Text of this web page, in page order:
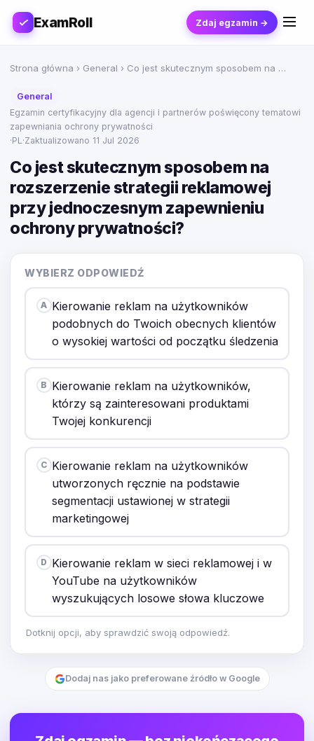
ExamRoll Zdaj egzamin →
Strona główna › General › Co jest skutecznym sposobem na …
General
Egzamin certyfikacyjny dla agencji i partnerów poświęcony tematowi
zapewniania ochrony prywatności
·PL·Zaktualizowano 11 Jul 2026
Co jest skutecznym sposobem na
rozszerzenie strategii reklamowej
przy jednoczesnym zapewnieniu
ochrony prywatności?
WYBIERZ ODPOWIEDŹ
A Kierowanie reklam na użytkowników
podobnych do Twoich obecnych klientów
o wysokiej wartości od początku śledzenia
B Kierowanie reklam na użytkowników,
którzy są zainteresowani produktami
Twojej konkurencji
C Kierowanie reklam na użytkowników
utworzonych ręcznie na podstawie
segmentacji ustawionej w strategii
marketingowej
D Kierowanie reklam w sieci reklamowej i w
YouTube na użytkowników
wyszukujących losowe słowa kluczowe
Dotknij opcji, aby sprawdzić swoją odpowiedź.
Dodaj nas jako preferowane źródło w Google